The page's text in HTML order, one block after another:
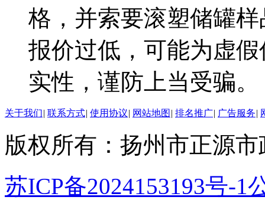
格，并索要滚塑储罐
报价过低，可能为虚
实性，谨防上当受骗。
关于我们| 联系方式| 使用协议| 网站地图 | 排名推广| 广告服务|
版权所有：扬州市正源
苏ICP备2024153193号-1